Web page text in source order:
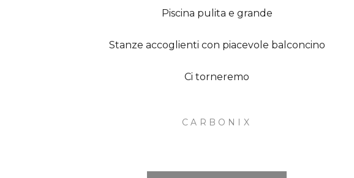
Piscina pulita e grande
Stanze accoglienti con piacevole balconcino
Ci torneremo
CARBONIX